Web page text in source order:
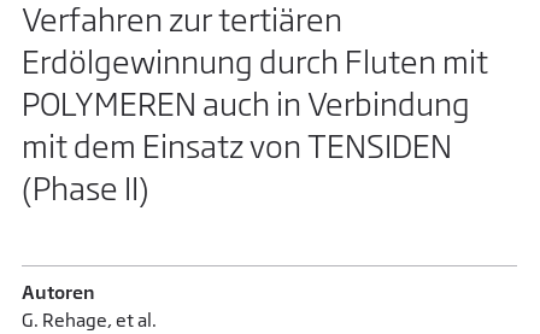
Verfahren zur tertiären
Erdölgewinnung durch Fluten mit
POLYMEREN auch in Verbindung
mit dem Einsatz von TENSIDEN
(Phase II)
Autoren
G. Rehage, et al.